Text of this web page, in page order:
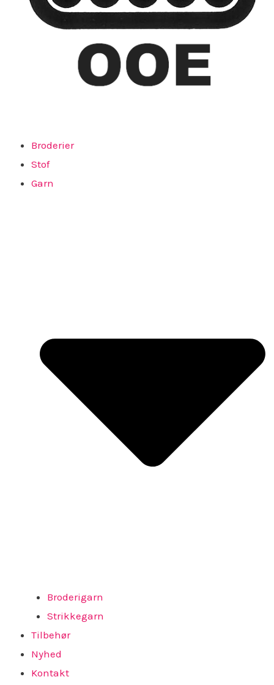
Broderier
Stof
Garn
Broderigarn
Strikkegarn
Tilbehør
Nyhed
Kontakt